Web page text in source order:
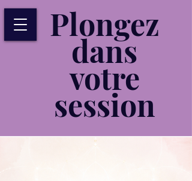
Plongez
dans
votre
session